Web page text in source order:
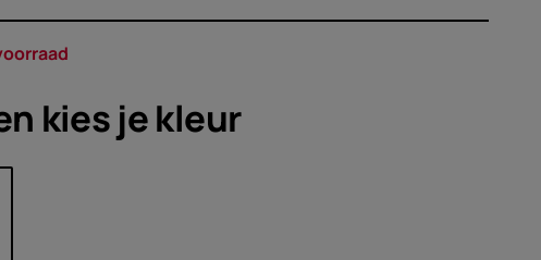
kies jekleur